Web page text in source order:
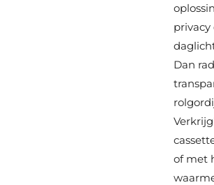
Dan
of met